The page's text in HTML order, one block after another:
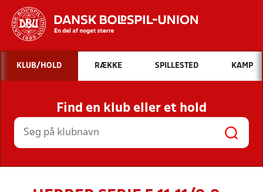
Hvad vil du søge efter?
INDHOLD OG NYHEDER
STILLINGER, RESULTATER, KLUBBER OG
HOLD
KLUB/HOLD RÆKKE SPILLESTED KAMP
Find en klub eller et hold